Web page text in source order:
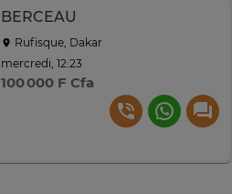
BERCEAU
Rufisque, Dakar
mercredi, 12:23
100 000 F Cfa